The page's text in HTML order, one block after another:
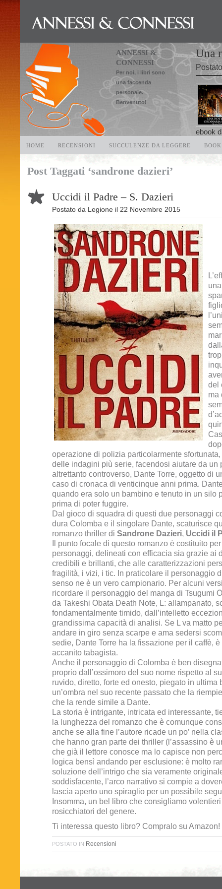
ANNESSI &
CONNESSI
Per noi, i libri sono
una faccenda
personale.
Benvenuto!
Una
ebook
HOME RECENSIONI SUCCULENZE DA LEGGERE
Post Taggati ‘sandrone dazieri’
Uccidi il Padre – S. Dazieri
Postato da Legione il 22 Novembre 2015
del
ma
operazione di polizia particolarmente sfortunata,
delle indagini più serie, facendosi aiutare da un
altrettanto controverso, Dante Torre, oggetto di
caso di cronaca di venticinque anni prima.
quando era solo un bambino e tenuto in un silo
prima di poter fuggire.
Dal gioco di squadra di questi due personaggi
dura Colomba e il singolare Dante, scaturisce
romanzo thriller di Sandrone Dazieri, Uccidi il
Il punto focale di questo romanzo è costituito
personaggi, delineati con efficacia sia grazie ai
credibili e brillanti, che alle caratterizzazioni
fragilità, i vizi, i tic. In praticolare il personaggio
senso ne è un vero campionario. Per alcuni
ricordare il personaggio del manga di Tsugumi
da Takeshi Obata Death Note, L: allampanato,
fondamentalmente timido, dall’intelletto
grandissima capacità di analisi. Se L va matto
andare in giro senza scarpe e ama sedersi
sedie, Dante Torre ha la fissazione per il caffè,
accanito tabagista.
Anche il personaggio di Colomba è ben
proprio dall’ossimoro del suo nome rispetto al
ruvido, diretto, forte ed onesto, piegato in ultima
un’ombra nel suo recente passato che la
che la rende simile a Dante.
La storia è intrigante, intricata ed interessante,
la lunghezza del romanzo che è comunque
anche se alla fine l’autore ricade un po’ nella
che hanno gran parte dei thriller (l’assassino è
che già il lettore conosce ma lo capisce non
logica bensì andando per esclusione: è molto
soluzione dell’intrigo che sia veramente
soddisfacente, l’arco narrativo si compie a
lascia aperto uno spiraglio per un possibile
Insomma, un bel libro che consigliamo
rosicchiatori del genere.
Ti interessa questo libro? Compralo su Amazon!
POSTATO IN Recensioni